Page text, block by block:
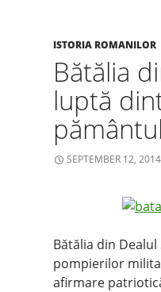
ISTORIA ROMANILOR
Bătălia
luptă
SEPTEMBER 12, 2014
Bătălia din
pompierilor
afirmare